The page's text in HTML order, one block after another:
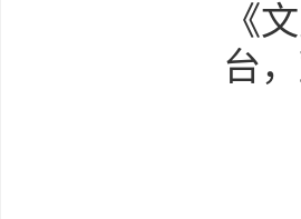
《
台